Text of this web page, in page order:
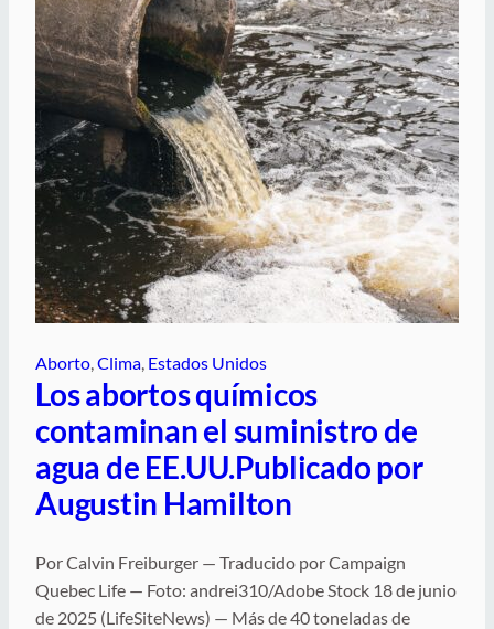
Aborto Clima Estados Unidos
Los abortos químicos
contaminan el suministro de
agua de EE.UU.Publicado por
Augustin Hamilton
Por Calvin Freiburger — Traducido por Campaign
Quebec Life — Foto: andrei310/Adobe Stock 18 de junio
de 2025 (LifeSiteNews) — Más de 40 toneladas de